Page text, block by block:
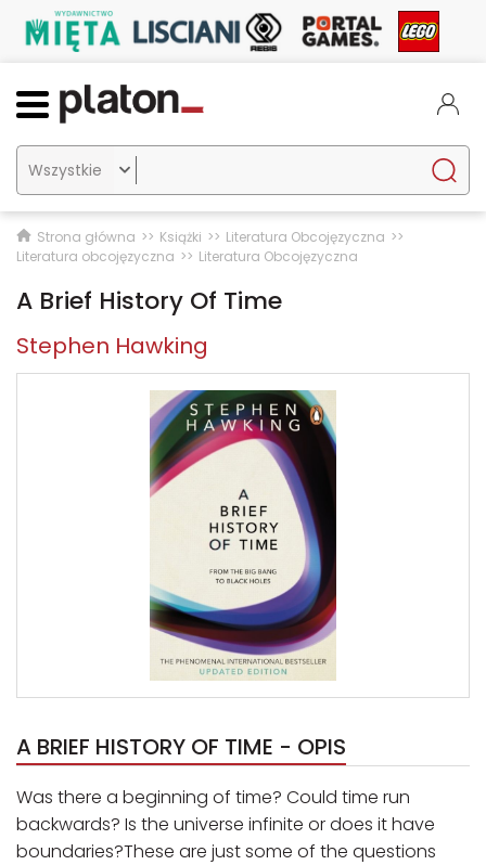

Strona główna Książki
Literatura Obcojęzyczna
Literatura obcojęzyczna
Literatura Obcojęzyczna
A Brief History Of Time
Stephen Hawking
A BRIEF HISTORY OF TIME - OPIS
Was there a beginning of time? Could time run
backwards? Is the universe infinite or does it have
boundaries?These are just some of the questions